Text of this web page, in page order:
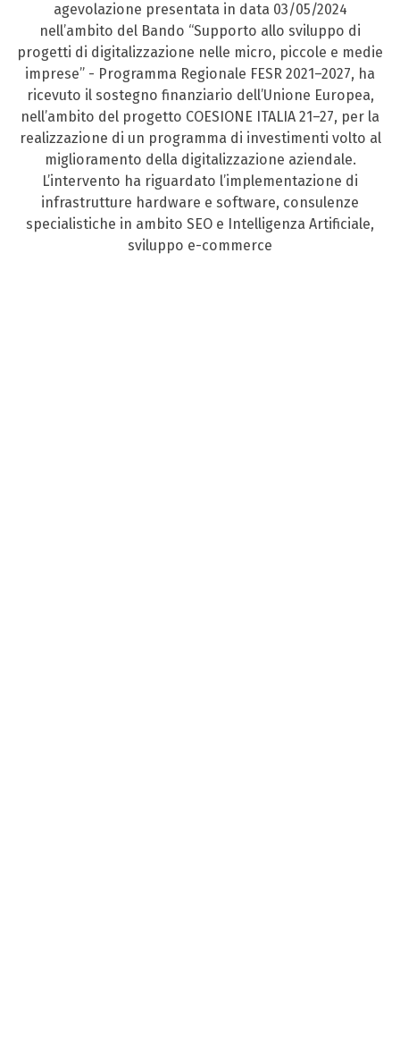
agevolazione presentata in data 03/05/2024
nell’ambito del Bando “Supporto allo sviluppo di
progetti di digitalizzazione nelle micro, piccole e medie
imprese” - Programma Regionale FESR 2021–2027, ha
ricevuto il sostegno finanziario dell’Unione Europea,
nell’ambito del progetto COESIONE ITALIA 21–27, per la
realizzazione di un programma di investimenti volto al
miglioramento della digitalizzazione aziendale.
L’intervento ha riguardato l’implementazione di
infrastrutture hardware e software, consulenze
specialistiche in ambito SEO e Intelligenza Artificiale,
sviluppo e-commerce